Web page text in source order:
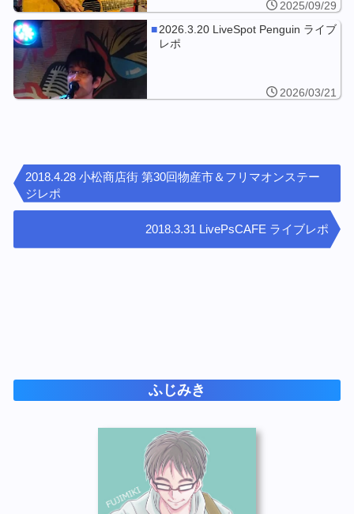
2025/09/29
2026.3.20 LiveSpot Penguin ライブ
レポ
2026/03/21
2018.4.28 小松商店街 第30回物産市＆フリマオンステー
ジレポ
2018.3.31 LivePsCAFE ライブレポ
ふじみき